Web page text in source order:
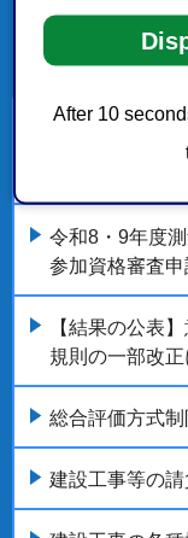
After 10
建設工事及
び契約、入
令和8・9年度
参加資格審査申
【結果の公表
規則の一部改正
総合評価方式
建設工事等の